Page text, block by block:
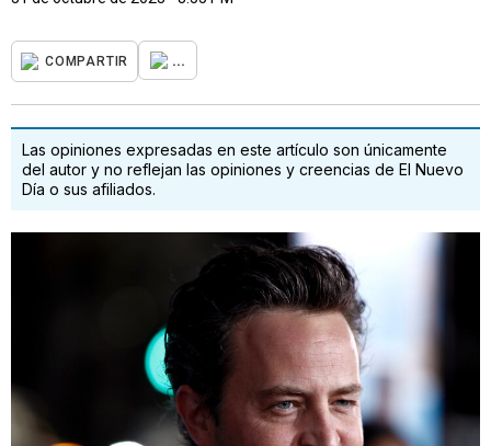
COMPARTIR ...
Las opiniones expresadas en este artículo son únicamente
del autor y no reflejan las opiniones y creencias de El Nuevo
Día o sus afiliados.